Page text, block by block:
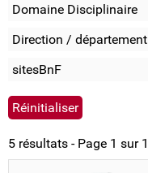
Domaine Disciplinaire
Direction / département
sitesBnF
5 résultats - Page 1 sur 1